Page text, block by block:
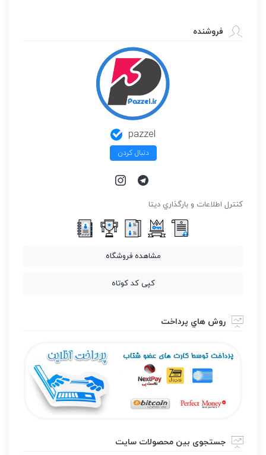
فروشنده
pazzel
دنبال کردن
كنترل اطلاعات و بارگذاري ديتا
مشاهده فروشگاه
کپی کد کوتاه
روش هاي پرداخت
جستجوی بین محصولات سایت